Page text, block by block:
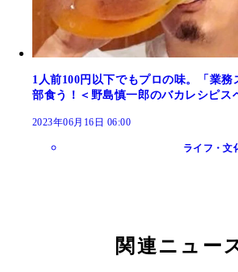
1人前100円以下でもプロの味。「業
部食う！＜野島慎一郎のバカレシピス
2023年06月16日 06:00
ライフ・文
関連ニュー